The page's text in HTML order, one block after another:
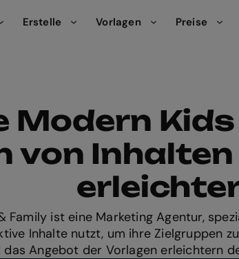
Erstelle Vorlagen Preise
Modern
von
Family ist eine Marketing Agentur,
Inhalte nutzt, um ihre Zielgruppen
Angebot der Vorlagen erleichtern